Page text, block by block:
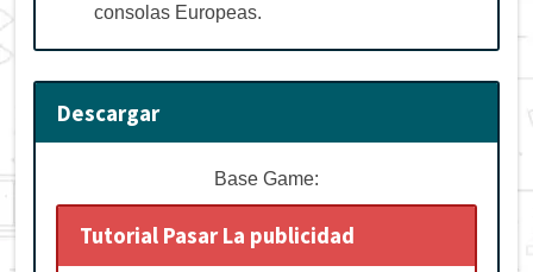
consolas Europeas.
Descargar
Base Game:
Tutorial Pasar La publicidad